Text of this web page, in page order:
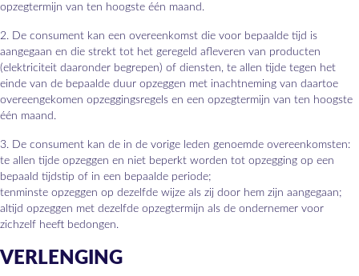
opzegtermijn van ten hoogste één maand.
2. De consument kan een overeenkomst die voor bepaalde tijd is
aangegaan en die strekt tot het geregeld afleveren van producten
(elektriciteit daaronder begrepen) of diensten, te allen tijde tegen het
einde van de bepaalde duur opzeggen met inachtneming van daartoe
overeengekomen opzeggingsregels en een opzegtermijn van ten hoogste
één maand.
3. De consument kan de in de vorige leden genoemde overeenkomsten:
te allen tijde opzeggen en niet beperkt worden tot opzegging op een
bepaald tijdstip of in een bepaalde periode;
tenminste opzeggen op dezelfde wijze als zij door hem zijn aangegaan;
altijd opzeggen met dezelfde opzegtermijn als de ondernemer voor
zichzelf heeft bedongen.
VERLENGING